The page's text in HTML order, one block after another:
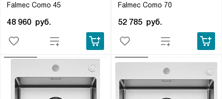
Falmec Como 45
48 960 руб.
Falmec Como 70
52 785 руб.